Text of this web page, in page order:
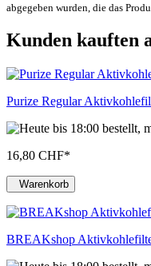
abgegeben wurden, die das
Kunden kauften
Purize Regular
16,80 CHF*
Warenkorb
BREAKshop